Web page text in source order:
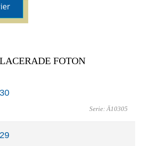
FOTON
Serie: Ä10305